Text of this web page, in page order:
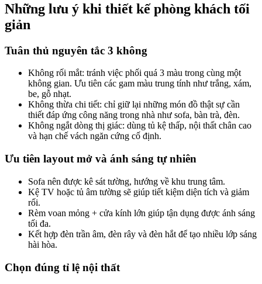
Những lưu ý khi thiết kế phòng khách tối
giản
Tuân thủ nguyên tắc 3 không
Không rối mắt: tránh việc phối quá 3 màu trong cùng một
không gian. Ưu tiên các gam màu trung tính như trắng, xám,
be, gỗ nhạt.
Không thừa chi tiết: chỉ giữ lại những món đồ thật sự cần
thiết đáp ứng công năng trong nhà như sofa, bàn trà, đèn.
Không ngắt dòng thị giác: dùng tủ kệ thấp, nội thất chân cao
và hạn chế vách ngăn cứng cố định.
Ưu tiên layout mở và ánh sáng tự nhiên
Sofa nên được kê sát tường, hướng về khu trung tâm.
Kệ TV hoặc tủ âm tường sẽ giúp tiết kiệm diện tích và giảm
rối.
Rèm voan mỏng + cửa kính lớn giúp tận dụng được ánh sáng
tối đa.
Kết hợp đèn trần âm, đèn rây và đèn hắt để tạo nhiều lớp sáng
hài hòa.
Chọn đúng tỉ lệ nội thất